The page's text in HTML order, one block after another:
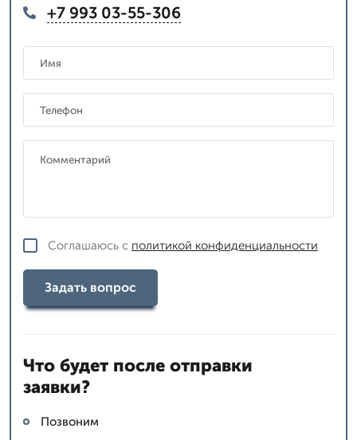
+7 993 03-55-306
Соглашаюсь с политикой конфиденциальности
Задать вопрос
Что будет после отправки
заявки?
Позвоним